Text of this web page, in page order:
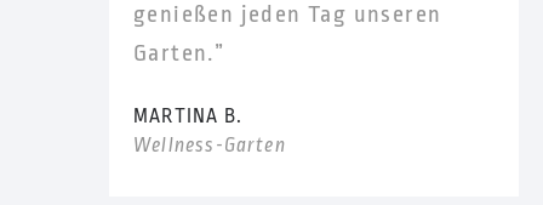
genießen jeden Tag unseren
Garten.”
MARTINA B.
Wellness-Garten